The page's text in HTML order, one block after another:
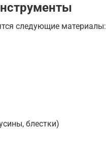
следующие материалы:
блестки)